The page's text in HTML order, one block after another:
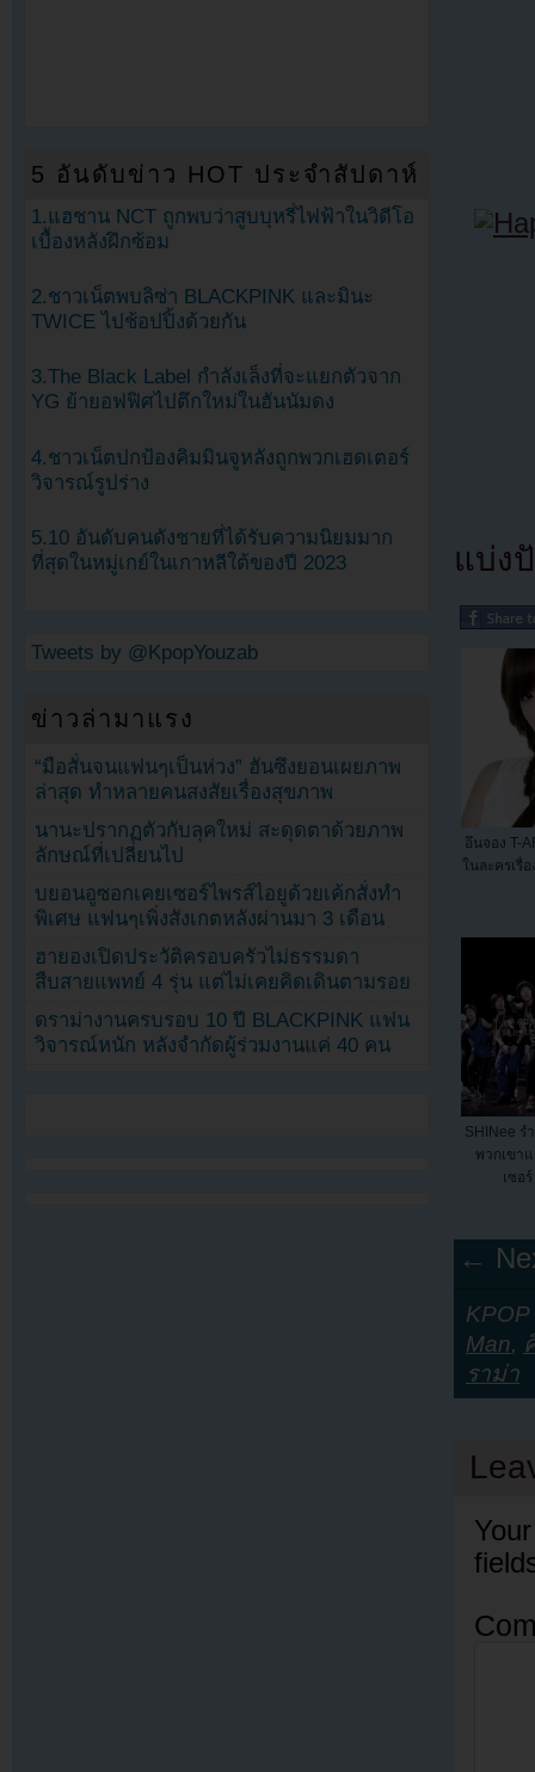
แบ่ง
อึนจอง T-
ในละครเรื่
SHINee ร
พวกเขา
เซอ
←
Man,
ราม่า
5 อันดับข่าว HOT ประจำสัปดาห์
1.แฮชาน NCT ถูกพบว่าสูบบุหรี่ไฟฟ้าในวิดีโอ
เบื้องหลังฝึกซ้อม
2.ชาวเน็ตพบลิซ่า BLACKPINK และมินะ
TWICE ไปช้อปปิ้งด้วยกัน
3.The Black Label กำลังเล็งที่จะแยกตัวจาก
YG ย้ายอฟฟิศไปตึกใหม่ในฮันนัมดง
4.ชาวเน็ตปกป้องคิมมินจูหลังถูกพวกเฮดเตอร์
วิจารณ์รูปร่าง
5.10 อันดับคนดังชายที่ได้รับความนิยมมาก
ที่สุดในหมู่เกย์ในเกาหลีใต้ของปี 2023
Tweets by @KpopYouzab
ข่าวล่ามาแรง
“มือสั่นจนแฟนๆเป็นห่วง” ฮันซึงยอนเผยภาพ
ล่าสุด ทำหลายคนสงสัยเรื่องสุขภาพ
นานะปรากฏตัวกับลุคใหม่ สะดุดตาด้วยภาพ
ลักษณ์ที่เปลี่ยนไป
บยอนอูซอกเคยเซอร์ไพรส์ไอยูด้วยเค้กสั่งทำ
พิเศษ แฟนๆเพิ่งสังเกตหลังผ่านมา 3 เดือน
ฮายองเปิดประวัติครอบครัวไม่ธรรมดา
สืบสายแพทย์ 4 รุ่น แต่ไม่เคยคิดเดินตามรอย
ดราม่างานครบรอบ 10 ปี BLACKPINK แฟน
วิจารณ์หนัก หลังจำกัดผู้ร่วมงานแค่ 40 คน